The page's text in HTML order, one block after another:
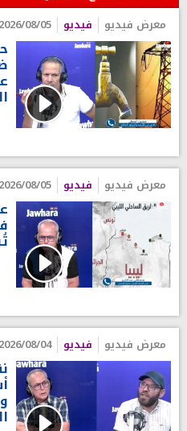
معرض فيديو فيديو 2026/08/05 10:33
معرض فيديو فيديو 2026/08/05 10:33
معرض فيديو فيديو 2026/08/04 11:04